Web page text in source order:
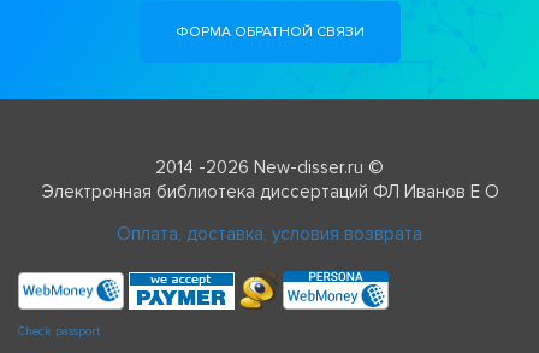
ФОРМА ОБРАТНОЙ СВЯЗИ
2014 -2026 New-disser.ru ©
Электронная библиотека диссертаций ФЛ Иванов Е О
Оплата, доставка, условия возврата
Check passport